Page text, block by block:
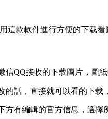
這款軟件進行方便的下载
QQ接收的下载圖片，圖
話，直接就可以看的下载
方有編輯的官方信息，選擇